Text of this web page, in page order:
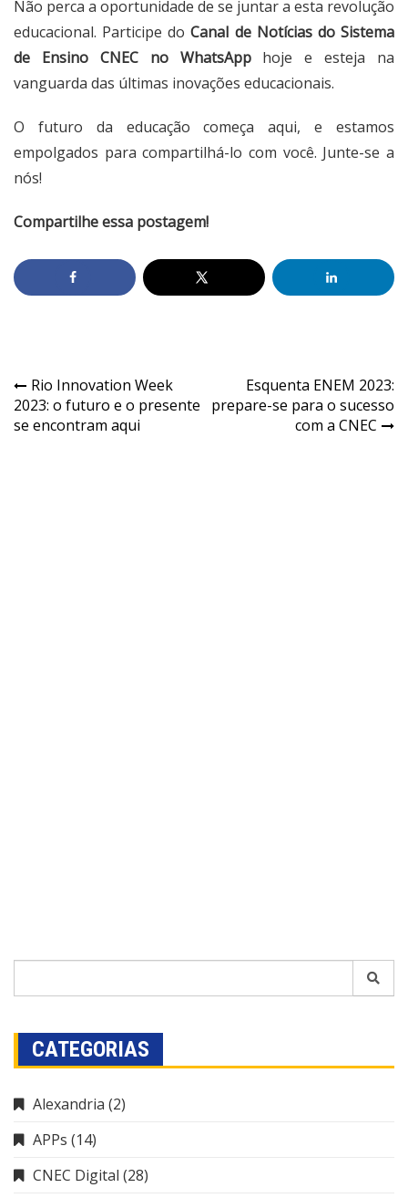
Não perca a oportunidade de se juntar a esta revolução
educacional. Participe doCanal de Notícias do Sistema
de Ensino CNEC no WhatsApphoje e esteja na
vanguarda das últimas inovações educacionais.
O futuro da educação começa aqui, e estamos
empolgados para compartilhá-lo com você. Junte-se a
nós!
Compartilhe essa postagem!
Rio Innovation Week
2023: o futuro e o presente
se encontram aqui
Esquenta ENEM 2023:
prepare-se para o sucesso
com a CNEC
CATEGORIAS
Alexandria (2)
APPs (14)
CNEC Digital (28)